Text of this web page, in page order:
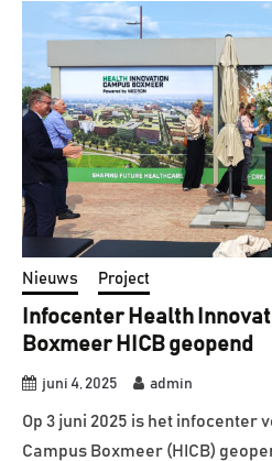
Nieuws Project
Infocenter Health
Boxmeer HICB geopend
juni 4, 2025 admin
Op 3 juni 2025 is het infocenter
Campus Boxmeer (HICB)